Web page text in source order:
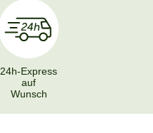
24h-Express
auf
Wunsch